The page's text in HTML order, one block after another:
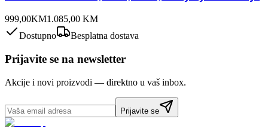
999,00KM1.085,00 KM
Dostupno
Besplatna dostava
Prijavite se na newsletter
Akcije i novi proizvodi — direktno u vaš inbox.
Prijavite se